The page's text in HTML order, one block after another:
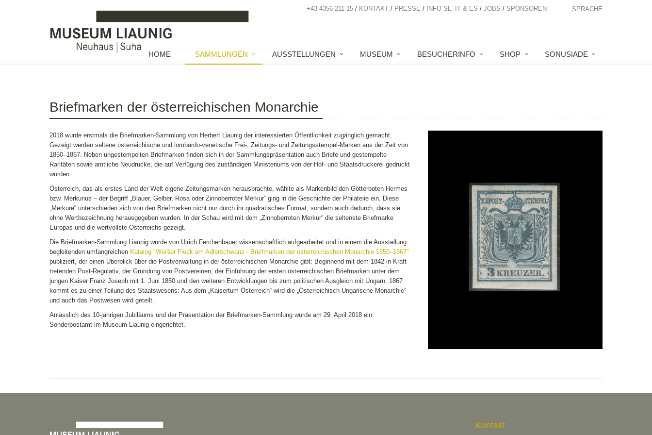
+43 4356 211 15 KONTAKT PRESSE INFO SL, IT & ES JOBS SPONSOREN SPRACHE
HOME SAMMLUNGEN AUSSTELLUNGEN MUSEUM BESUCHERINFO SHOP SONUSIADE
Briefmarken der österreichischen Monarchie
2018 wurde erstmals die Briefmarken-Sammlung von Herbert Liaunig der interessierten Öffentlichkeit zugänglich gemacht.
Gezeigt werden seltene österreichische und lombardo-venetische Frei-, Zeitungs- und Zeitungsstempel-Marken aus der Zeit von
1850–1867. Neben ungestempelten Briefmarken finden sich in der Sammlungspräsentation auch Briefe und gestempelte
Raritäten sowie amtliche Neudrucke, die auf Verfügung des zuständigen Ministeriums von der Hof- und Staatsdruckerei gedruckt
wurden.
Österreich, das als erstes Land der Welt eigene Zeitungsmarken herausbrachte, wählte als Markenbild den Götterboten Hermes
bzw. Merkurius – der Begriff „Blauer, Gelber, Rosa oder Zinnoberroter Merkur“ ging in die Geschichte der Philatelie ein. Diese
„Merkure“ unterschieden sich von den Briefmarken nicht nur durch ihr quadratisches Format, sondern auch dadurch, dass sie
ohne Wertbezeichnung herausgegeben wurden. In der Schau wird mit dem „Zinnoberroten Merkur“ die seltenste Briefmarke
Europas und die wertvollste Österreichs gezeigt.
Die Briefmarken-Sammlung Liaunig wurde von Ulrich Ferchenbauer wissenschaftlich aufgearbeitet und in einem die Ausstellung
begleitenden umfangreichen Katalog "Weißer Fleck am Adlerschwanz - Briefmarken der österreichischen Monarchie 1850–1867"
publiziert, der einen Überblick über die Postverwaltung in der österreichischen Monarchie gibt: Beginnend mit dem 1842 in Kraft
tretenden Post-Regulativ, der Gründung von Postvereinen, der Einführung der ersten österreichischen Briefmarken unter dem
jungen Kaiser Franz Joseph mit 1. Juni 1850 und den weiteren Entwicklungen bis zum politischen Ausgleich mit Ungarn. 1867
kommt es zu einer Teilung des Staatswesens: Aus dem „Kaisertum Österreich“ wird die „Österreichisch-Ungarische Monarchie“
und auch das Postwesen wird geteilt.
Anlässlich des 10-jährigen Jubiläums und der Präsentation der Briefmarken-Sammlung wurde am 29. April 2018 ein
Sonderpostamt im Museum Liaunig eingerichtet.
Kontakt